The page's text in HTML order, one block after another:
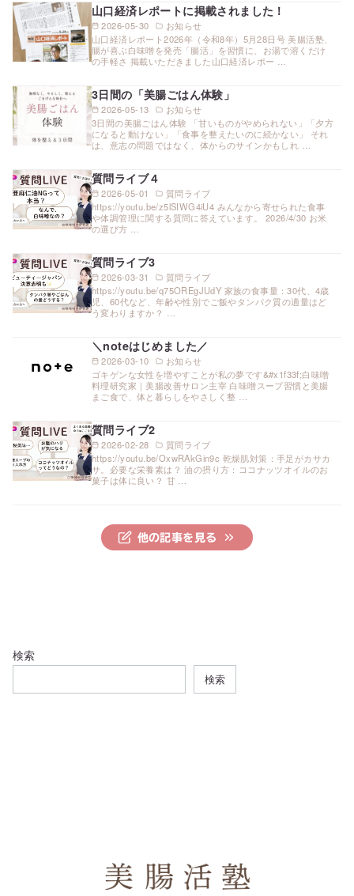
2026-05-30 お知らせ
山口経済レポートに掲載されました！
山口経済レポート2026年（令和8年）5月28日号 美腸活塾、
腸が喜ぶ白味噌を発売「腸活」を習慣に、お湯で溶くだけ
の手軽さ 掲載いただきました山口経済レポー …
2026-05-13 お知らせ
3日間の「美腸ごはん体験」
3日間の美腸ごはん体験 「甘いものがやめられない」「夕方
になると動けない」「食事を整えたいのに続かない」 それ
は、意志の問題ではなく、体からのサインかもしれ …
2026-05-01 質問ライブ
質問ライブ４
https://youtu.be/z5lSIWG4iU4 みんなから寄せられた食事
や体調管理に関する質問に答えています。 2026/4/30 お米
の選び方 …
2026-03-31 質問ライブ
質問ライブ3
https://youtu.be/q75OREgJUdY 家族の食事量：30代、4歳
児、60代など、年齢や性別でご飯やタンパク質の適量はど
う変わりますか？ …
2026-03-10 お知らせ
＼noteはじめました／
ゴキゲンな女性を増やすことが私の夢です&#x1f33f;白味噌
料理研究家｜美腸改善サロン主宰 白味噌スープ習慣と美腸
まご食で、体と暮らしをやさしく整 …
2026-02-28 質問ライブ
質問ライブ2
https://youtu.be/OxwRAkGin9c 乾燥肌対策：手足がカサカ
サ。必要な栄養素は？ 油の摂り方：ココナッツオイルのお
菓子は体に良い？ 甘 …
他の記事を見る
検索
検索